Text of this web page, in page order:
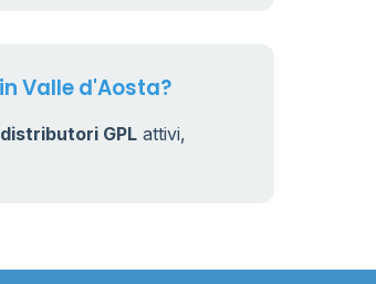
Valle d'Aosta?
GPL attivi,